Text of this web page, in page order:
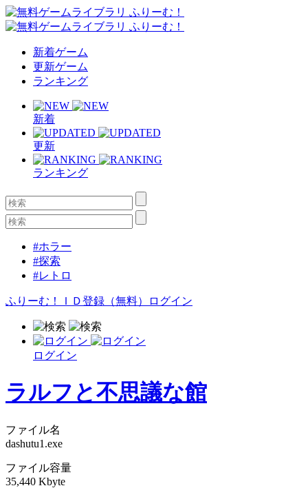
新着ゲーム
更新ゲーム
ランキング
新着
更新
ランキング
#ホラー
#探索
#レトロ
ふりーむ！ＩＤ登録（無料） ログイン
ログイン
ラルフと不思議な館
ファイル名
dashutu1.exe
ファイル容量
35,440 Kbyte